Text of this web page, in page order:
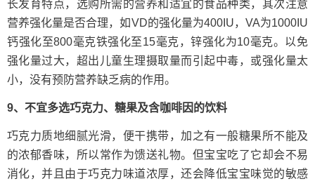
长发育特点，选购所需的营养和适宜的食品种类，其次注意
营养强化量是否合理，如VD的强化量为400IU，VA为1000IU
钙强化至800毫克铁强化至15毫克，锌强化为10毫克。以免
强化量过大，超出儿童生理摄取量而引起中毒，或强化量太
小，没有预防营养缺乏病的作用。
9、不宜多选巧克力、糖果及含咖啡因的饮料
巧克力质地细腻光滑，便干携带，加之有一般糖果所不能及
的浓郁香味，所以常作为馈送礼物。但宝宝吃了它却会不易
消化，并且由于巧克力味道浓厚，还会降低宝宝味觉的敏感